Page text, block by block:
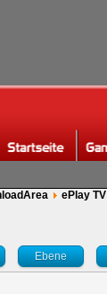
ePlay TV
Ebene